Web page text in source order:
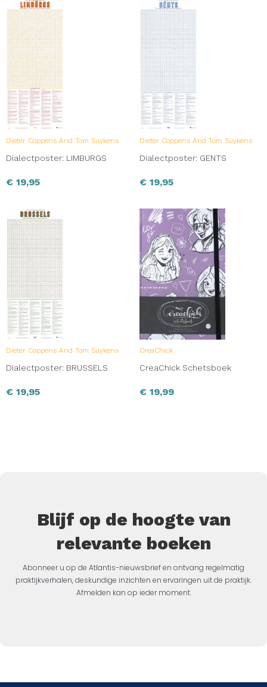
Dieter Coppens And Tom Suykens
Dialectposter: LIMBURGS
€ 19,95
Dieter Coppens And Tom Suykens
Dialectposter: GENTS
€ 19,95
Dieter Coppens And Tom Suykens
Dialectposter: BRUSSELS
€ 19,95
CreaChick
CreaChick Schetsboek
€ 19,99
Blijf op de hoogte van
relevante boeken
Abonneer u op de Atlantis-nieuwsbrief en ontvang regelmatig
praktijkverhalen, deskundige inzichten en ervaringen uit de praktijk.
Afmelden kan op ieder moment.